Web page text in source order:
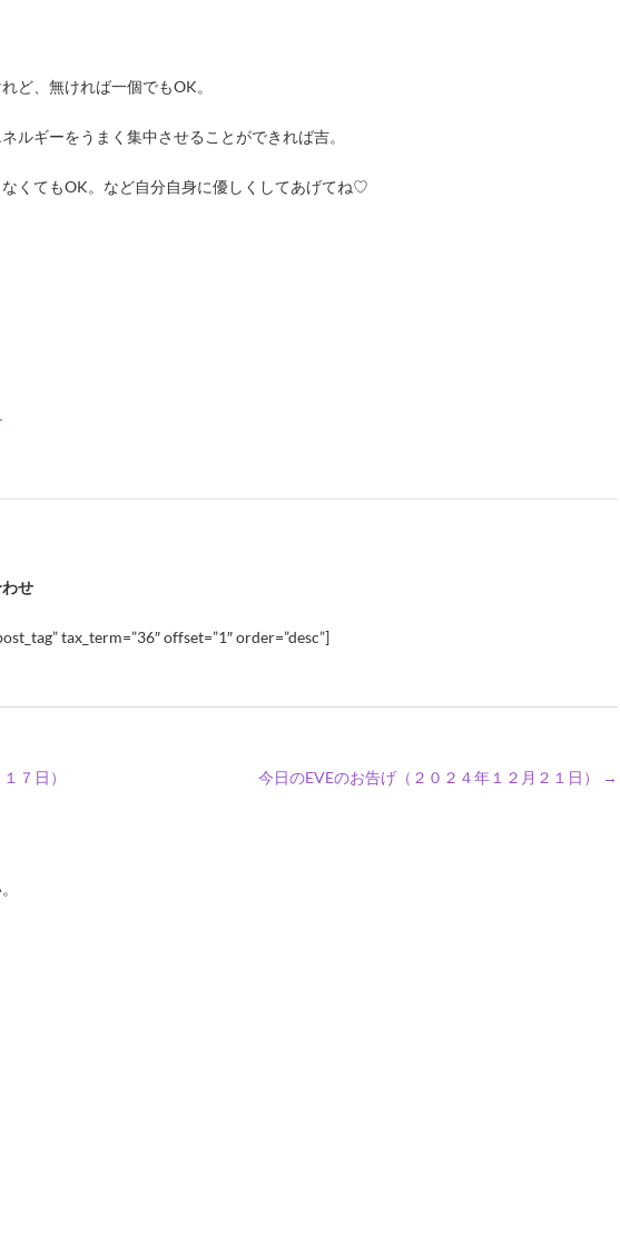
ど、無ければ一個でもOK。
ルギーをうまく集中させることができれば吉。
くてもOK。など自分自身に優しくしてあげてね♡
せ
tax_term=”36″ offset=”1″ order=”desc”]
７日） 今日のEVEのお告げ（２０２４年１２月２１日） →